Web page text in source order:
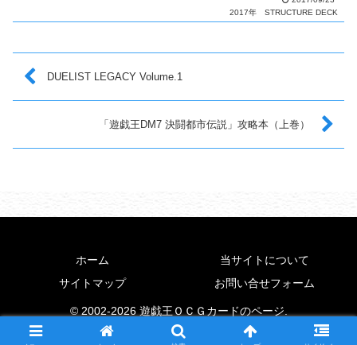
2017年
STRUCTURE DECK
DUELIST LEGACY Volume.1
「遊戯王DM7 決闘都市伝説」攻略本（上巻）
ホーム
当サイトについて
サイトマップ
お問い合せフォーム
© 2002-2026 遊戯王ＯＣＧカードのページ.